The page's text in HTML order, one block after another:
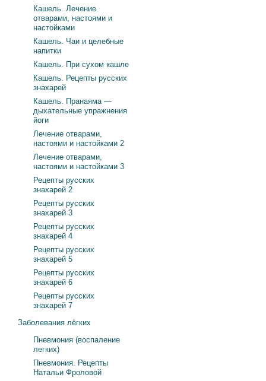
Кашель. Лечение
отварами, настоями и
настойками
Кашель. Чаи и целебные
напитки
Кашель. При сухом кашле
Кашель. Рецепты русских
знахарей
Кашель. Пранаяма —
дыхательные упражнения
йоги
Лечение отварами,
настоями и настойками 2
Лечение отварами,
настоями и настойками 3
Рецепты русских
знахарей 2
Рецепты русских
знахарей 3
Рецепты русских
знахарей 4
Рецепты русских
знахарей 5
Рецепты русских
знахарей 6
Рецепты русских
знахарей 7
Заболевания лёгких
Пневмония (воспаление
легких)
Пневмония. Рецепты
Натальи Фроловой